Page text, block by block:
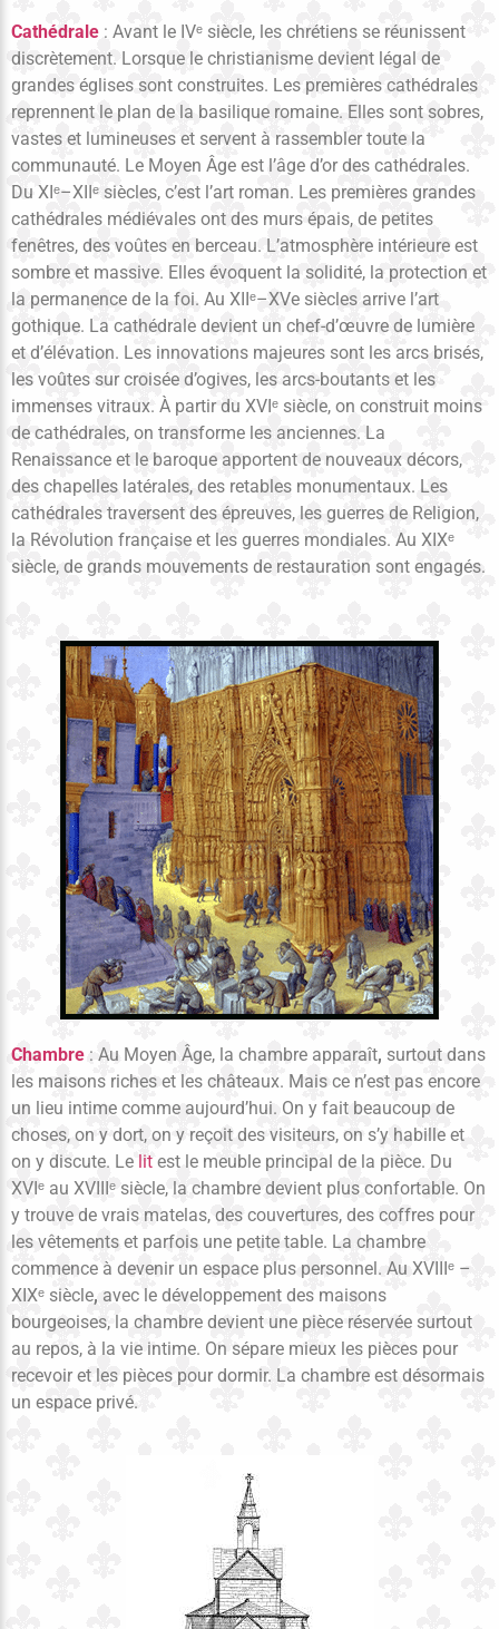
Cathédrale : Avant le IVᵉ siècle, les chrétiens se réunissent
discrètement. Lorsque le christianisme devient légal de
grandes églises sont construites. Les premières cathédrales
reprennent le plan de la basilique romaine. Elles sont sobres,
vastes et lumineuses et servent à rassembler toute la
communauté. Le Moyen Âge est l’âge d’or des cathédrales.
Du XIᵉ–XIIᵉ siècles, c’est l’art roman. Les premières grandes
cathédrales médiévales ont des murs épais, de petites
fenêtres, des voûtes en berceau. L’atmosphère intérieure est
sombre et massive. Elles évoquent la solidité, la protection et
la permanence de la foi. Au XIIᵉ–XVe siècles arrive l’art
gothique. La cathédrale devient un chef-d’œuvre de lumière
et d’élévation. Les innovations majeures sont les arcs brisés,
les voûtes sur croisée d’ogives, les arcs-boutants et les
immenses vitraux. À partir du XVIᵉ siècle, on construit moins
de cathédrales, on transforme les anciennes. La
Renaissance et le baroque apportent de nouveaux décors,
des chapelles latérales, des retables monumentaux. Les
cathédrales traversent des épreuves, les guerres de Religion,
la Révolution française et les guerres mondiales. Au XIXᵉ
siècle, de grands mouvements de restauration sont engagés.
Chambre : Au Moyen Âge, la chambre apparaît, surtout dans
les maisons riches et les châteaux. Mais ce n’est pas encore
un lieu intime comme aujourd’hui. On y fait beaucoup de
choses, on y dort, on y reçoit des visiteurs, on s’y habille et
on y discute. Le lit est le meuble principal de la pièce. Du
XVIᵉ au XVIIIᵉ siècle, la chambre devient plus confortable. On
y trouve de vrais matelas, des couvertures, des coffres pour
les vêtements et parfois une petite table. La chambre
commence à devenir un espace plus personnel. Au XVIIIᵉ –
XIXᵉ siècle, avec le développement des maisons
bourgeoises, la chambre devient une pièce réservée surtout
au repos, à la vie intime. On sépare mieux les pièces pour
recevoir et les pièces pour dormir. La chambre est désormais
un espace privé.